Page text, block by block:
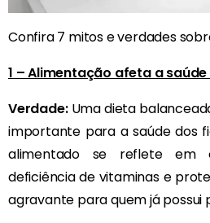
Confira 7 mitos e verdades
1 – Alimentação afeta a
Verdade:Uma dieta
importante para a saúde dos
alimentado se reflete em
deficiência de vitaminas e
agravante para quem já possui